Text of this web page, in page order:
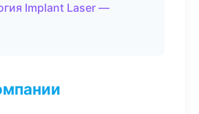
Implant Laser —